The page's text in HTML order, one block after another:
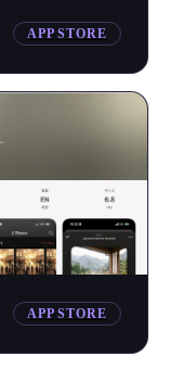
APP STORE
APP STORE